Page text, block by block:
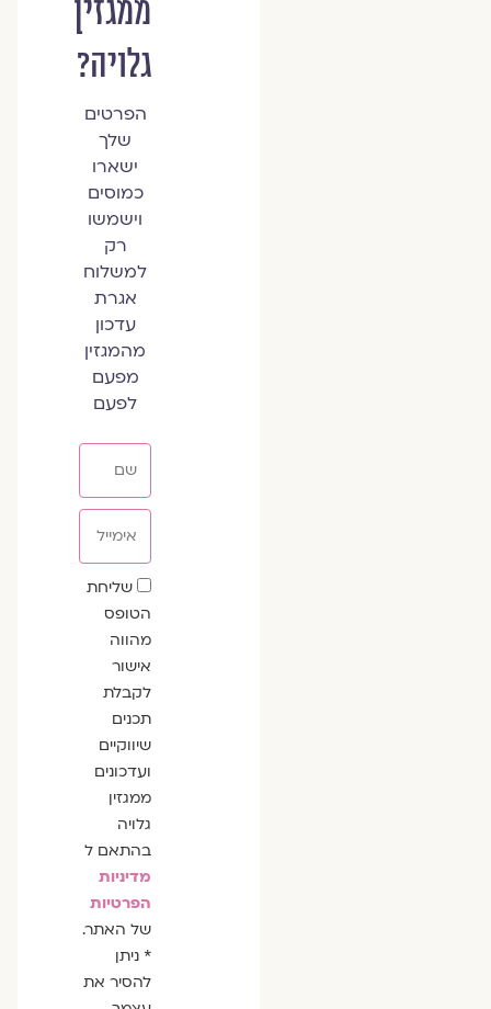
ממגזין
גלויה?
הפרטים
שלך
ישארו
כמוסים
וישמשו
רק
למשלוח
אגרת
עדכון
מהמגזין
מפעם
לפעם
שדה
הסכמה
שליחת
הטופס
מהווה
אישור
לקבלת
תכנים
שיווקיים
ועדכונים
ממגזין
גלויה
בהתאם ל
מדיניות
הפרטיות
של האתר.
* ניתן
להסיר את